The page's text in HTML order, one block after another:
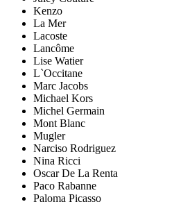
Kenzo
La Mer
Lacoste
Lancôme
Lise Watier
L`Occitane
Marc Jacobs
Michael Kors
Michel Germain
Mont Blanc
Mugler
Narciso Rodriguez
Nina Ricci
Oscar De La Renta
Paco Rabanne
Paloma Picasso